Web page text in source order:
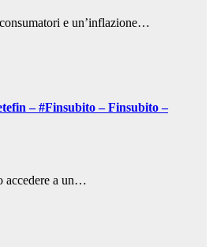
e un’inflazione…
– #Finsubito – Finsubito –
accedere a un…